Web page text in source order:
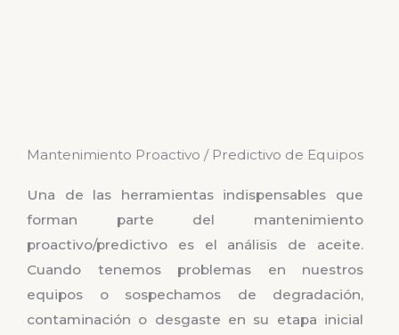
Mantenimiento Proactivo / Predictivo de Equipos
Una de las herramientas indispensables que
forman parte del mantenimiento
proactivo/predictivo es el análisis de aceite.
Cuando tenemos problemas en nuestros
equipos o sospechamos de degradación,
contaminación o desgaste en su etapa inicial